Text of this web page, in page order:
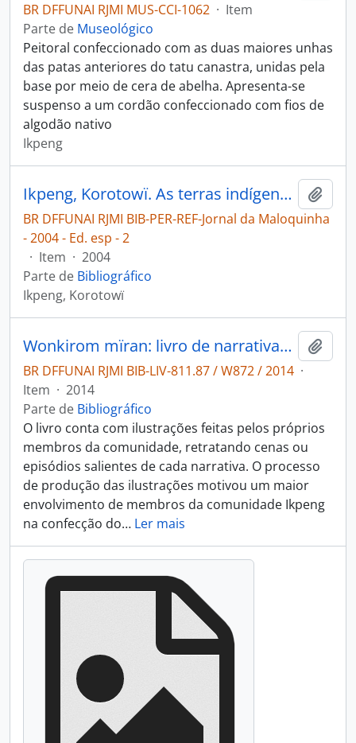
BR DFFUNAI RJMI MUS-CCI-1062 · Item
Parte de Museológico
Peitoral confeccionado com as duas maiores unhas
das patas anteriores do tatu canastra, unidas pela
base por meio de cera de abelha. Apresenta-se
suspenso a um cordão confeccionado com fios de
algodão nativo
Ikpeng
Ikpeng, Korotowï. As terras indígenas conservam a biodiversidade [Jornal da Maloquinha]
BR DFFUNAI RJMI BIB-PER-REF-Jornal da Maloquinha
- 2004 - Ed. esp - 2
· Item · 2004
Parte de Bibliográfico
Ikpeng, Korotowï
Wonkirom mïran: livro de narrativas Ikpeng.
BR DFFUNAI RJMI BIB-LIV-811.87 / W872 / 2014 ·
Item · 2014
Parte de Bibliográfico
O livro conta com ilustrações feitas pelos próprios
membros da comunidade, retratando cenas ou
episódios salientes de cada narrativa. O processo
de produção das ilustrações motivou um maior
envolvimento de membros da comunidade Ikpeng
na confecção do… Ler mais